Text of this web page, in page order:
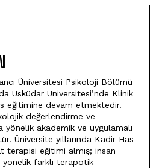
Üniversitesi Psikoloji Bölümü
Üsküdar Üniversitesi’nde Klinik
eğitimine devam etmektedir.
değerlendirme ve
yönelik akademik ve uygulamalı
Üniversite yıllarında Kadir Has
terapisi eğitimi almış; insan
yönelik farklı terapötik